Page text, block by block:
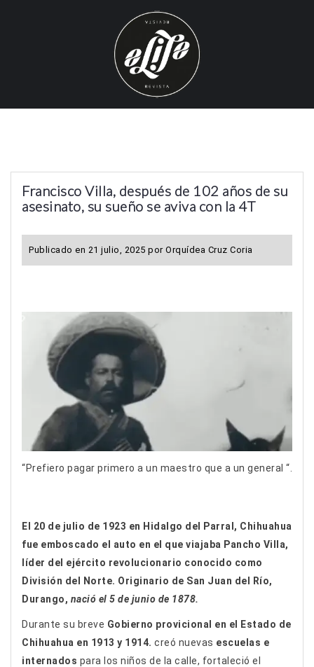
Francisco Villa, después de 102 años de su
asesinato, su sueño se aviva con la 4T
Publicado en 21 julio, 2025 por Orquídea Cruz Coria
“Prefiero pagar primero a un maestro que a un general “.
El 20 de julio de 1923 en Hidalgo del Parral, Chihuahua
fue emboscado el auto en el que viajaba Pancho Villa,
líder del ejército revolucionario conocido como
División del Norte. Originario de San Juan del Río,
Durango, nació el 5 de junio de 1878.
Durante su breve Gobierno provicional en el Estado de
Chihuahua en 1913 y 1914. creó nuevas escuelas e
internados para los niños de la calle, fortaleció el